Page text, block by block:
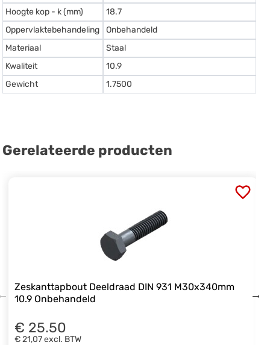
Hoogte kop - k (mm)
18.7
Oppervlaktebehandeling
Onbehandeld
Materiaal
Staal
Kwaliteit
10.9
Gewicht
1.7500
Gerelateerde producten
Zeskanttapbout Deeldraad DIN 931 M30x340mm
10.9 Onbehandeld
€ 25.50
€ 21,07excl. BTW